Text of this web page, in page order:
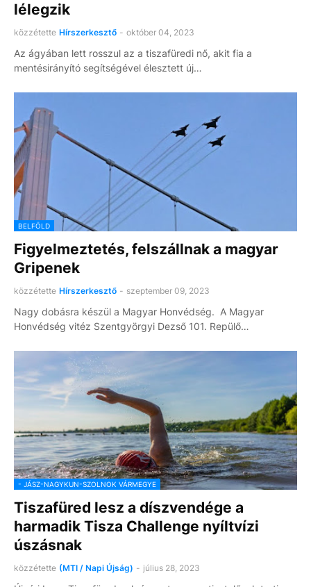
lélegzik
közzétette Hírszerkesztő - október 04, 2023
Az ágyában lett rosszul az a tiszafüredi nő, akit fia a
mentésirányító segítségével élesztett új…
BELFÖLD
Figyelmeztetés, felszállnak a magyar
Gripenek
közzétette Hírszerkesztő - szeptember 09, 2023
Nagy dobásra készül a Magyar Honvédség. A Magyar
Honvédség vitéz Szentgyörgyi Dezső 101. Repülő…
- JÁSZ-NAGYKUN-SZOLNOK VÁRMEGYE
Tiszafüred lesz a díszvendége a
harmadik Tisza Challenge nyíltvízi
úszásnak
közzétette (MTI / Napi Újság) - július 28, 2023